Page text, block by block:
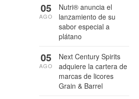
Nutri® anuncia el
lanzamiento de su
sabor especial a
plátano
05
AGO
Next Century Spirits
adquiere la cartera de
marcas de licores
Grain & Barrel
05
AGO